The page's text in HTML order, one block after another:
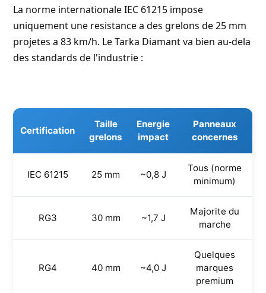
La norme internationaleIEC 61215 impose
uniquement une resistance a des grelons de 25 mm
projetes a 83 km/h. Le Tarka Diamant va bien au-dela
des standards de l'industrie :
Certification
Taille
grelons
Energie
impact
Panneaux
concernes
IEC 61215 25 mm ~0,8 J
Tous (norme
minimum)
RG3 30 mm ~1,7 J
Majorite du
marche
RG4 40 mm ~4,0 J
Quelques
marques
premium